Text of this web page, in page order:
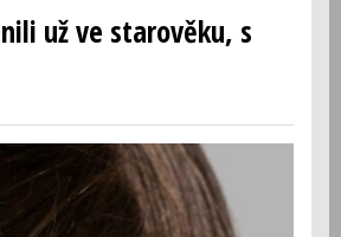
už ve starověku, s